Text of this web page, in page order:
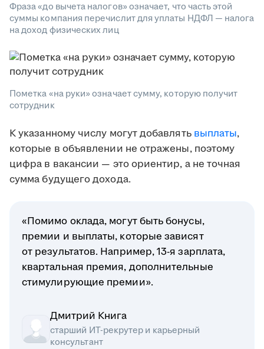
Фраза «до вычета налогов» означает, что часть этой
суммы компания перечислит для уплаты НДФЛ — налога
на доход физических лиц
Пометка «на руки» означает сумму, которую получит
сотрудник
К указанному числу могут добавлять выплаты,
которые в объявлении не отражены, поэтому
цифра в вакансии — это ориентир, а не точная
сумма будущего дохода.
«Помимо оклада, могут быть бонусы,
премии и выплаты, которые зависят
от результатов. Например, 13-я зарплата,
квартальная премия, дополнительные
стимулирующие премии».
Дмитрий Книга
старший ИТ-рекрутер и карьерный
консультант